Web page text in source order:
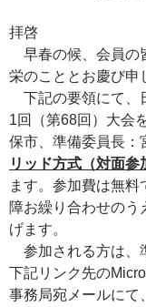
拝啓
早春の候、会員の
栄のこととお慶び申
下記の要領にて、
1回（第68回）大会を
保市、準備委員長：
リッド方式（対面参
ます。参加費は無
障お繰り合わせのう
げます。
参加される方は、
下記リンク先の
事務局宛メールにて